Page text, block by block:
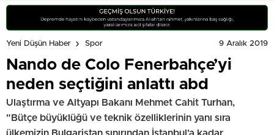
Yeni Düşün Haber Spor 9 Aralık 2019
Nando de Colo Fenerbahçe’yi
neden seçtiğini anlattı abd
Ulaştırma ve Altyapı Bakanı Mehmet Cahit Turhan,
"Bütçe büyüklüğü ve teknik özelliklerinin yanı sıra